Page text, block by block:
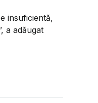
insuficientă,
a adăugat